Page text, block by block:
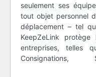
seulement ses
tout objet personnel
déplacement – tel
KeepZeLink
entreprises, telles